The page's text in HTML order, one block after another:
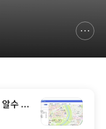
수 있